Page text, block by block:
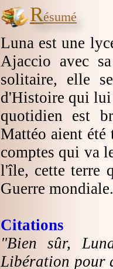
Résumé
Luna est une
Ajaccio avec
solitaire, elle
d'Histoire qui lui
quotidien est
Mattéo aient été
comptes qui va
l'île, cette terre
Guerre mondiale.
Citations
"Bien sûr,
Libération pour